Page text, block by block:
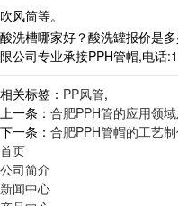
吹风筒等。
酸洗槽哪家好？酸洗罐报价是
限公司专业承接PPH管帽,电话
相关标签： PP风管,
上一条： 合肥PPH管的应用领
下一条： 合肥PPH管帽的工艺
首页
公司简介
新闻中心